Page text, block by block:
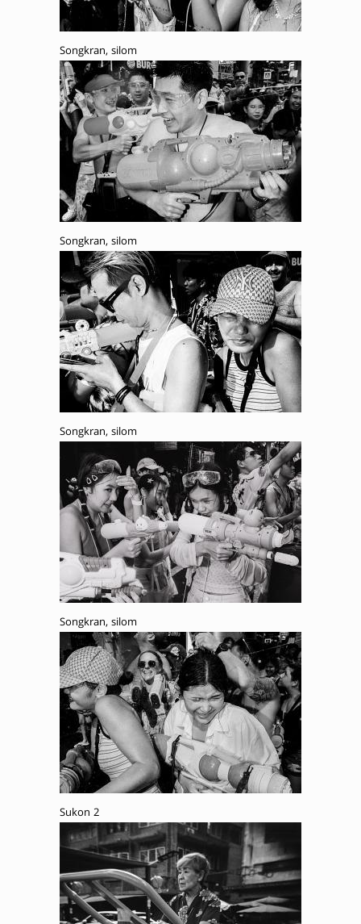
Songkran, silom
Songkran, silom
Songkran, silom
Songkran, silom
Sukon 2